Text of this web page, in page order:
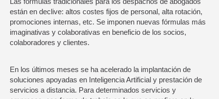
están en declive: altos costes fijos de personal, alta rotación,
promociones internas, etc. Se imponen nuevas fórmulas más
imaginativas y colaborativas en beneficio de los socios,
colaboradores y clientes.
En los últimos meses se ha acelerado la implantación de
soluciones apoyadas en Inteligencia Artificial y prestación de
servicios a distancia. Para determinados servicios y